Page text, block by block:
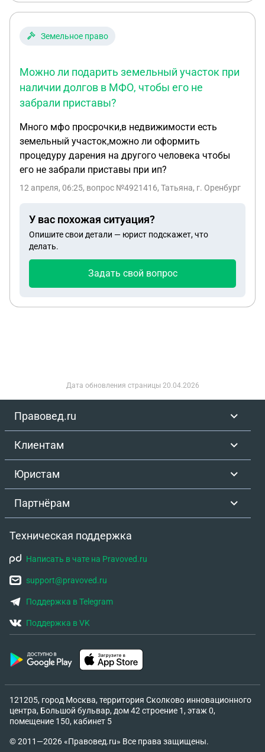
Земельное право
Можно ли подарить земельный участок при
наличии долгов в МФО, чтобы его не
забрали приставы?
Много мфо просрочки,в недвижимости есть
земельный участок,можно ли оформить
процедуру дарения на другого человека чтобы
его не забрали приставы при ип?
12 апреля, 06:25, вопрос №4921416, Татьяна, г. Оренбург
У вас похожая ситуация?
Опишите свои детали — юрист подскажет, что
делать.
Задать свой вопрос
Дата обновления страницы 20.04.2026
Правовед.ru
Клиентам
Юристам
Партнёрам
Техническая поддержка
Написать в чате на Pravoved.ru
support@pravoved.ru
Поддержка в Telegram
Поддержка в VK
121205, город Москва, территория Сколково инновационного
центра, Большой бульвар, дом 42 строение 1, этаж 0,
помещение 150, кабинет 5
© 2011—2026 «Правовед.ru» Все права защищены.